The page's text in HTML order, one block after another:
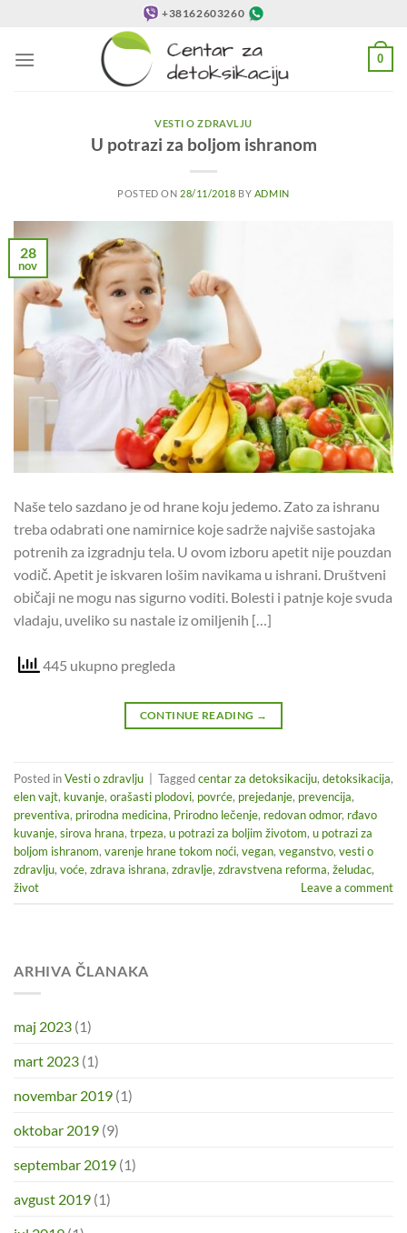
sadržaj
+38162603260
0
VESTI O ZDRAVLJU
U potrazi za boljom ishranom
POSTED ON 28/11/2018 BY ADMIN
28
nov
Na­še te­lo sa­zda­no je od hra­ne ko­ju je­de­mo. Za­to za is­hra­nu
tre­ba oda­bra­ti one na­mir­ni­ce ko­je sa­dr­že naj­vi­še sa­sto­ja­ka
po­tre­nih za iz­grad­nju te­la. U ovom iz­bo­ru ape­tit ni­je po­u­zdan
vo­dič. Ape­tit je is­kva­ren lošim na­vi­ka­ma u is­hra­ni. Dru­štve­ni
obi­ča­ji ne mo­gu nas si­gur­no vo­di­ti. Bo­le­sti i pat­nje ko­je svu­da
vla­da­ju, uve­li­ko su na­sta­le iz omi­lje­nih […]
445 ukupno pregleda
CONTINUE READING →
Posted inVesti o zdravlju Taggedcentar za detoksikaciju, detoksikacija,
elen vajt, kuvanje, orašasti plodovi, povrće, prejedanje, prevencija,
preventiva, prirodna medicina, Prirodno lečenje, redovan odmor, rđavo
kuvanje, sirova hrana, trpeza, u potrazi za boljim životom, u potrazi za
boljom ishranom, varenje hrane tokom noći, vegan, veganstvo, vesti o
zdravlju, voće, zdrava ishrana, zdravlje, zdravstvena reforma, želudac,
život
Leave a comment
ARHIVA ČLANAKA
maj 2023 (1)
mart 2023 (1)
novembar 2019 (1)
oktobar 2019 (9)
septembar 2019 (1)
avgust 2019 (1)